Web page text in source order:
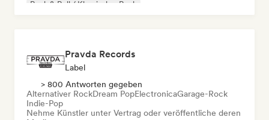
Rock & Roll / Klassischer Rock
Pravda Records
Label
> 800 Antworten gegeben
Alternativer RockDream PopElectronicaGarage-Rock
Indie-Pop
Nehme Künstler unter Vertrag oder veröffentliche deren